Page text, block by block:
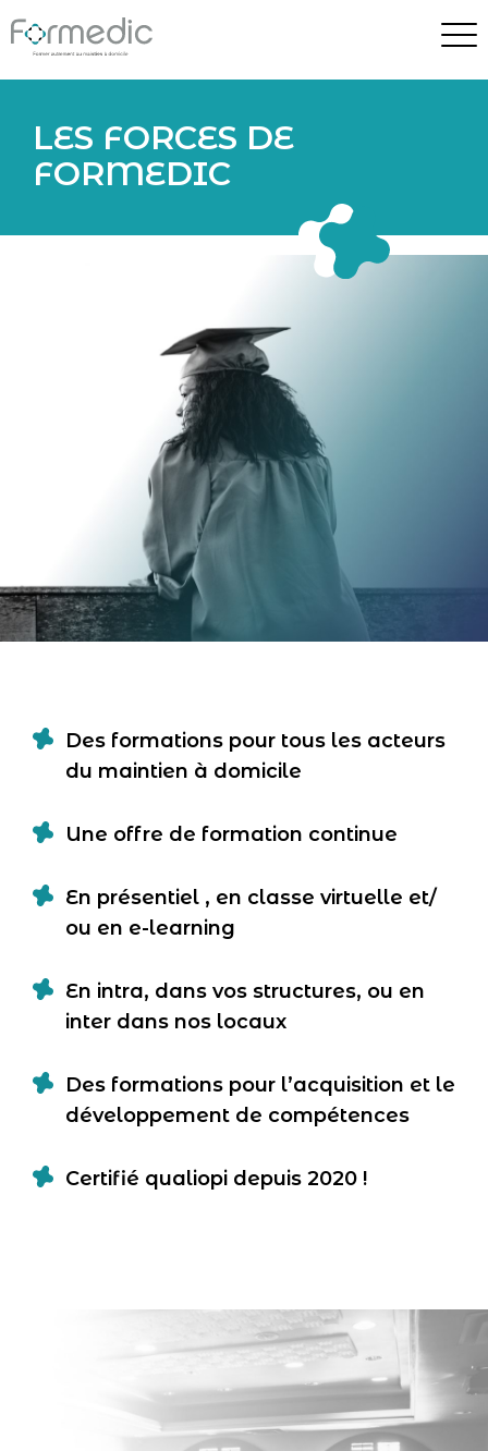
LES FORCES DE
FORMEDIC
Des formations pour tous les acteurs
du maintien à domicile
Une offre de formation continue
En présentiel , en classe virtuelle et/
ou en e-learning
En intra, dans vos structures, ou en
inter dans nos locaux
Des formations pour l’acquisition et le
développement de compétences
Certifié qualiopi depuis 2020 !